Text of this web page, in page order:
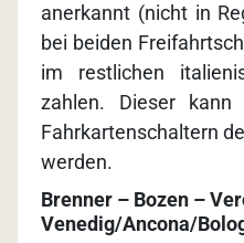
anerkannt (nicht in
bei beiden
im restlichen
zahlen. Dieser
Fahrkartenschaltern
werden.
Brenner – Bozen –
Venedig/Ancona/